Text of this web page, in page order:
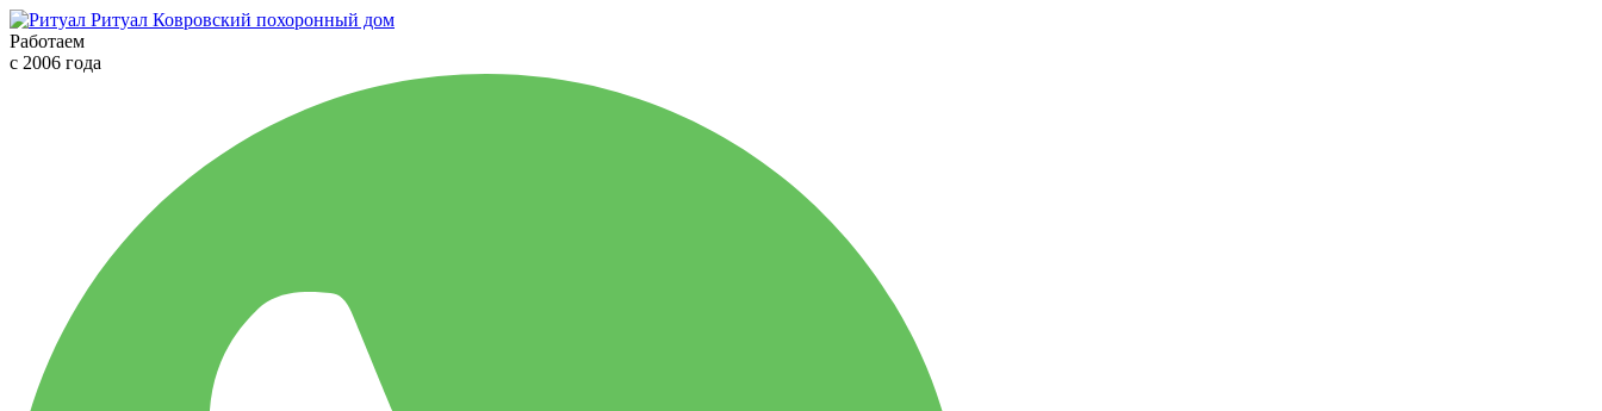
Ритуал Ковровский похоронный дом
Работаем
с 2006 года